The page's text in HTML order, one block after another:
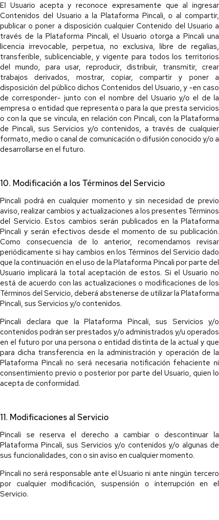
El Usuario acepta y reconoce expresamente que al ingresar
Contenidos del Usuario a la Plataforma Pincali, o al compartir,
publicar o poner a disposición cualquier Contenido del Usuario a
través de la Plataforma Pincali, el Usuario otorga a Pincali una
licencia irrevocable, perpetua, no exclusiva, libre de regalías,
transferible, sublicenciable, y vigente para todos los territorios
del mundo, para usar, reproducir, distribuir, transmitir, crear
trabajos derivados, mostrar, copiar, compartir y poner a
disposición del público dichos Contenidos del Usuario, y -en caso
de corresponder- junto con el nombre del Usuario y/o el de la
empresa o entidad que representa o para la que presta servicios
o con la que se vincula, en relación con Pincali, con la Plataforma
de Pincali, sus Servicios y/o contenidos, a través de cualquier
formato, medio o canal de comunicación o difusión conocido y/o a
desarrollarse en el futuro.
10. Modificación a los Términos del Servicio
Pincali podrá en cualquier momento y sin necesidad de previo
aviso, realizar cambios y actualizaciones a los presentes Términos
del Servicio. Estos cambios serán publicados en la Plataforma
Pincali y serán efectivos desde el momento de su publicación.
Como consecuencia de lo anterior, recomendamos revisar
periódicamente si hay cambios en los Términos del Servicio dado
que la continuación en el uso de la Plataforma Pincali por parte del
Usuario implicará la total aceptación de estos. Si el Usuario no
está de acuerdo con las actualizaciones o modificaciones de los
Términos del Servicio, deberá abstenerse de utilizar la Plataforma
Pincali, sus Servicios y/o contenidos.
Pincali declara que la Plataforma Pincali, sus Servicios y/o
contenidos podrán ser prestados y/o administrados y/u operados
en el futuro por una persona o entidad distinta de la actual y que
para dicha transferencia en la administración y operación de la
Plataforma Pincali no será necesaria notificación fehaciente ni
consentimiento previo o posterior por parte del Usuario, quien lo
acepta de conformidad.
11. Modificaciones al Servicio
Pincali se reserva el derecho a cambiar o descontinuar la
Plataforma Pincali, sus Servicios y/o contenidos y/o algunas de
sus funcionalidades, con o sin aviso en cualquier momento.
Pincali no será responsable ante el Usuario ni ante ningún tercero
por cualquier modificación, suspensión o interrupción en el
Servicio.